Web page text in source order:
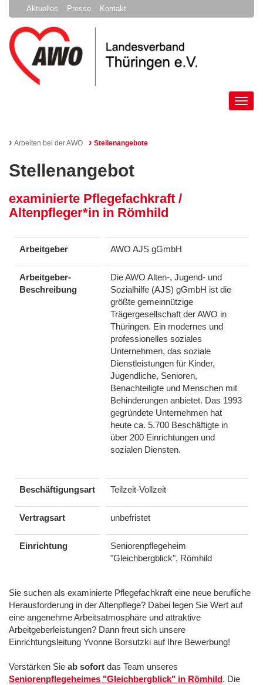
Aktuelles Presse Kontakt
› Arbeiten bei der AWO › Stellenangebote
Stellenangebot
examinierte Pflegefachkraft /
Altenpfleger*in in Römhild
Arbeitgeber AWO AJS gGmbH
Arbeitgeber-
Beschreibung
Die AWO Alten-, Jugend- und
Sozialhilfe (AJS) gGmbH ist die
größte gemeinnützige
Trägergesellschaft der AWO in
Thüringen. Ein modernes und
professionelles soziales
Unternehmen, das soziale
Dienstleistungen für Kinder,
Jugendliche, Senioren,
Benachteiligte und Menschen mit
Behinderungen anbietet. Das 1993
gegründete Unternehmen hat
heute ca. 5.700 Beschäftigte in
über 200 Einrichtungen und
sozialen Diensten.
Beschäftigungsart Teilzeit-Vollzeit
Vertragsart unbefristet
Einrichtung
Seniorenpflegeheim
"Gleichbergblick", Römhild
Sie suchen als examinierte Pflegefachkraft eine neue berufliche
Herausforderung in der Altenpflege? Dabei legen Sie Wert auf
eine angenehme Arbeitsatmosphäre und attraktive
Arbeitgeberleistungen? Dann freut sich unsere
Einrichtungsleitung Yvonne Borsutzki auf Ihre Bewerbung!
Verstärken Sie ab sofort das Team unseres
Seniorenpflegeheimes "Gleichbergblick" in Römhild. Die